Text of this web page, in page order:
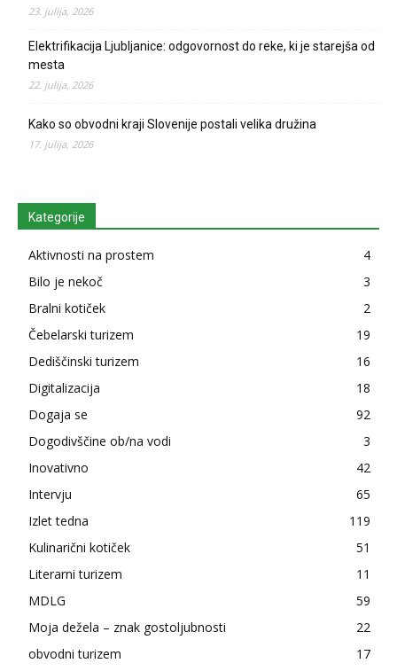
23. julija, 2026
Elektrifikacija Ljubljanice: odgovornost do reke, ki je starejša od
mesta
22. julija, 2026
Kako so obvodni kraji Slovenije postali velika družina
17. julija, 2026
Kategorije
Aktivnosti na prostem
4
Bilo je nekoč
3
Bralni kotiček
2
Čebelarski turizem
19
Dediščinski turizem
16
Digitalizacija
18
Dogaja se
92
Dogodivščine ob/na vodi
3
Inovativno
42
Intervju
65
Izlet tedna
119
Kulinarični kotiček
51
Literarni turizem
11
MDLG
59
Moja dežela – znak gostoljubnosti
22
obvodni turizem
17